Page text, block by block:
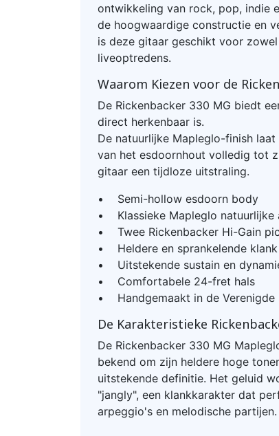
ontwikkeling van rock, pop, indie
de hoogwaardige constructie en
is deze gitaar geschikt voor
liveoptredens.
Waarom Kiezen voor de
De Rickenbacker 330 MG biedt
direct herkenbaar is.
De natuurlijke Mapleglo-finish
van het esdoornhout volledig tot
gitaar een tijdloze uitstraling.
• Semi-hollow esdoorn body
• Klassieke Mapleglo natuurlijke
• Twee Rickenbacker Hi-Gain
• Heldere en sprankelende klank
• Uitstekende sustain en
• Comfortabele 24-fret hals
• Handgemaakt in de Verenigde
De Karakteristieke
De Rickenbacker 330 MG
bekend om zijn heldere hoge
uitstekende definitie. Het geluid
"jangly", een klankkarakter dat
arpeggio's en melodische partijen.